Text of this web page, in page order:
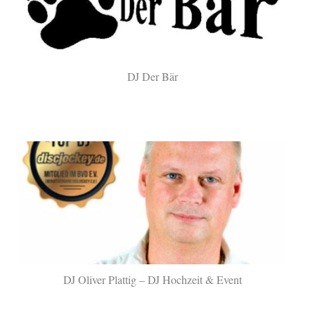
DJ Der Bär
DJ Oliver Plattig – DJ Hochzeit & Event